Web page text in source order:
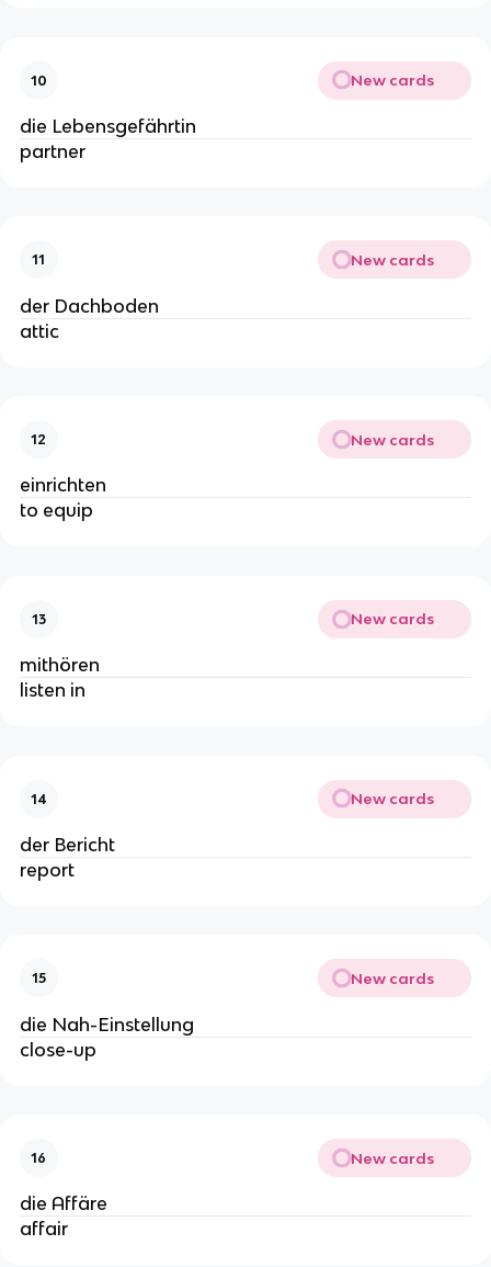
10 New cards
die Lebensgefährtin
partner
11 New cards
der Dachboden
attic
12 New cards
einrichten
to equip
13 New cards
mithören
listen in
14 New cards
der Bericht
report
15 New cards
die Nah-Einstellung
close-up
16 New cards
die Affäre
affair